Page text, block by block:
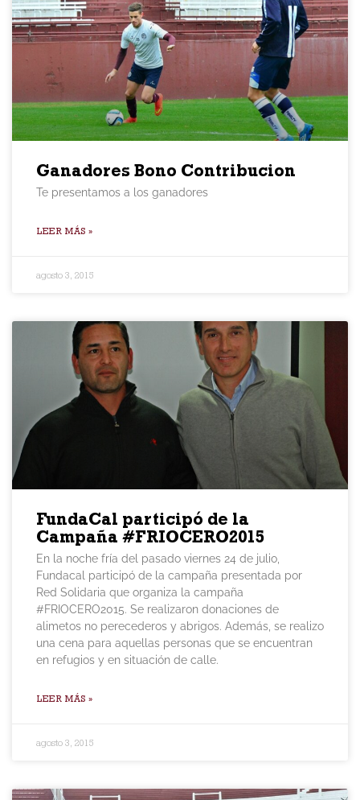
Ganadores Bono Contribucion
Te presentamos a los ganadores
LEER MÁS »
agosto 3, 2015
FundaCal participó de la
Campaña #FRIOCERO2015
En la noche fría del pasado viernes 24 de julio,
Fundacal participó de la campaña presentada por
Red Solidaria que organiza la campaña
#FRIOCERO2015. Se realizaron donaciones de
alimetos no perecederos y abrigos. Además, se realizo
una cena para aquellas personas que se encuentran
en refugios y en situación de calle.
LEER MÁS »
agosto 3, 2015